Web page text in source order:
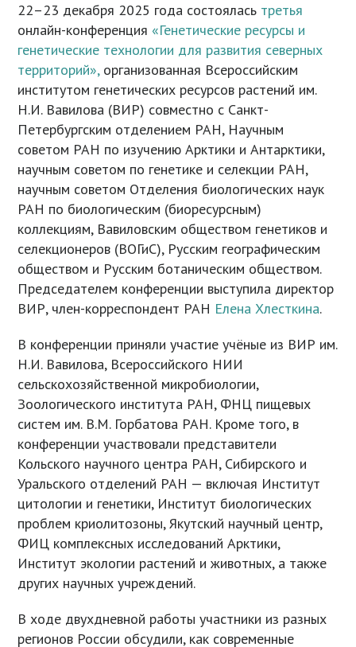
22–23 декабря 2025 года состоялась третья
онлайн-конференция«Генетические ресурсы и
генетические технологии для развития северных
территорий»,организованная Всероссийским
институтом генетических ресурсов растений им.
Н.И. Вавилова (ВИР) совместно с Санкт-
Петербургским отделением РАН, Научным
советом РАН по изучению Арктики и Антарктики,
научным советом по генетике и селекции РАН,
научным советом Отделения биологических наук
РАН по биологическим (биоресурсным)
коллекциям, Вавиловским обществом генетиков и
селекционеров (ВОГиС), Русским географическим
обществом и Русским ботаническим обществом.
Председателем конференции выступила директор
ВИР, член-корреспондент РАН Елена Хлесткина.
В конференции приняли участие учёные из ВИР им.
Н.И. Вавилова, Всероссийского НИИ
сельскохозяйственной микробиологии,
Зоологического института РАН, ФНЦ пищевых
систем им. В.М. Горбатова РАН. Кроме того, в
конференции участвовали представители
Кольского научного центра РАН, Сибирского и
Уральского отделений РАН — включая Институт
цитологии и генетики, Институт биологических
проблем криолитозоны, Якутский научный центр,
ФИЦ комплексных исследований Арктики,
Институт экологии растений и животных, а также
других научных учреждений.
В ходе двухдневной работы участники из разных
регионов России обсудили, как современные